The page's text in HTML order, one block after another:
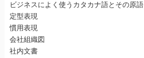
ビジネスによく使うカタカナ語とその原語
定型表現
慣用表現
会社組織図
社内文書